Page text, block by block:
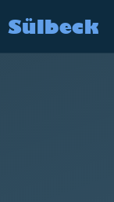
Sülbeck